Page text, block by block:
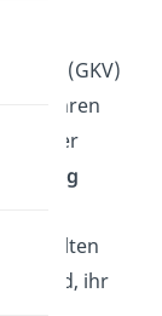
(GKV)
der
doppelten
sind, ihr